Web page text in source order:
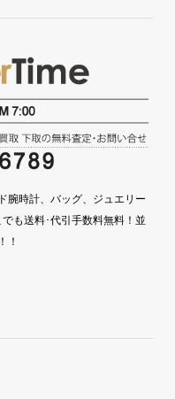
腕時計、バッグ、ジュエリー
も送料･代引手数料無料！並
！